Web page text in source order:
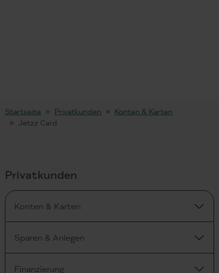
Startseite Privatkunden
Konten & Karten
Jetzz Card
Privatkunden
Konten & Karten
Sparen & Anlegen
Finanzierung